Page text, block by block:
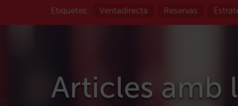
Etiquetes: Ventadirecta Reservas
Articles amb